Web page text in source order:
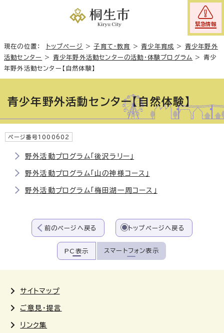
緊急情報
現在の位置： トップページ >子育て・教育 >青少年育成 > 青少年野外
活動センター
> 青少年野外活動センターの活動・体験プログラム > 青少
年野外活動センター【自然体験】
青少年野外活動センター【自然体験】
ページ番号1000602
野外活動プログラム「後沢ラリー」
野外活動プログラム「山の神様コース」
野外活動プログラム「梅田湖一周コース」
前のページへ戻る トップページへ戻る
PC表示 スマートフォン表示
サイトマップ
ご意見・提言
リンク集